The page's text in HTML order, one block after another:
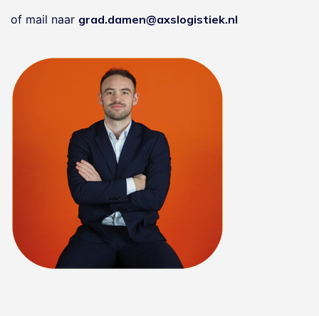
of mail naar grad.damen@axslogistiek.nl